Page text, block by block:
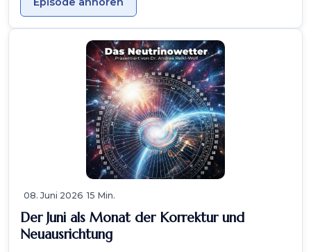
08. Juni 2026 15 Min.
Der Juni als Monat der Korrektur und
Neuausrichtung